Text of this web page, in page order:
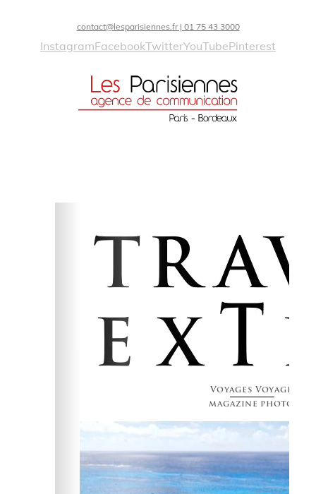
contact@lesparisiennes.fr | 01 75 43 3000
InstagramFacebookTwitterYouTubePinterest